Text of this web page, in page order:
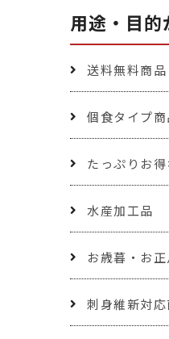
用途・目的
送料無料商品
個食タイプ商
たっぷりお
水産加工品
お歳暮・お
刺身維新対